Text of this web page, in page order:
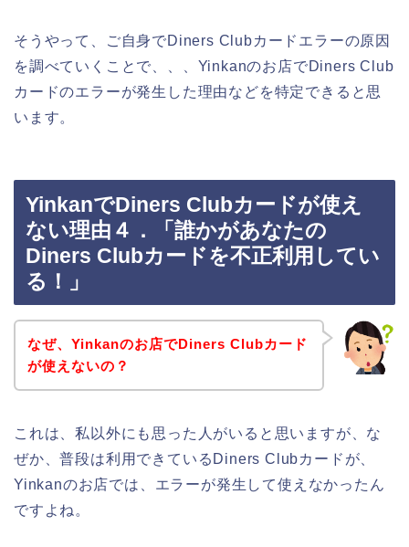
そうやって、ご自身でDiners Clubカードエラーの原因
を調べていくことで、、、Yinkanのお店でDiners Club
カードのエラーが発生した理由などを特定できると思
います。
YinkanでDiners Clubカードが使え
ない理由４．「誰かがあなたの
Diners Clubカードを不正利用してい
る！」
なぜ、Yinkanのお店でDiners Clubカード
が使えないの？
これは、私以外にも思った人がいると思いますが、な
ぜか、普段は利用できているDiners Clubカードが、
Yinkanのお店では、エラーが発生して使えなかったん
ですよね。